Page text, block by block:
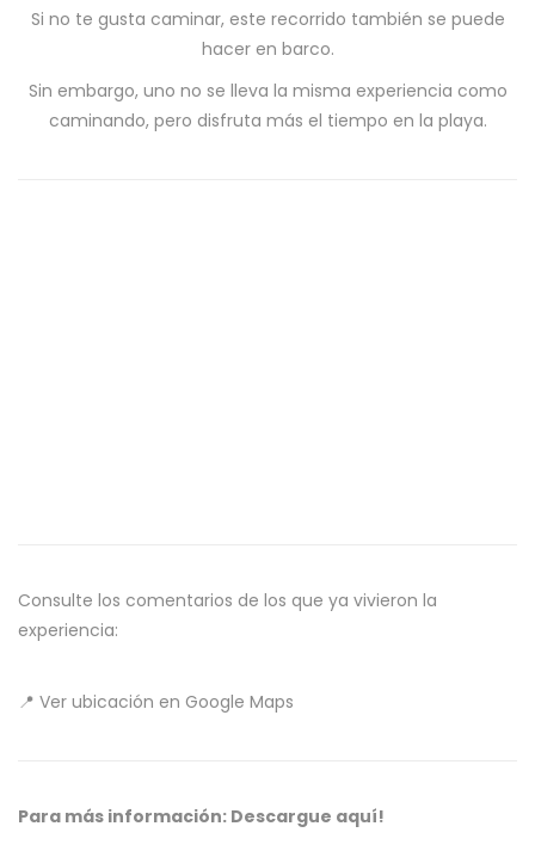
Si no te gusta caminar, este recorrido también se puede
hacer en barco.
Sin embargo, uno no se lleva la misma experiencia como
caminando, pero disfruta más el tiempo en la playa.
Consulte los comentarios de los que ya vivieron la
experiencia:
📍 Ver ubicación en Google Maps
Para más información: Descargue aquí!